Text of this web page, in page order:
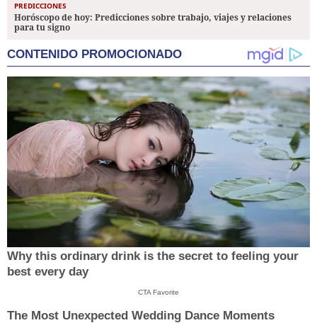
PREDICCIONES
Horóscopo de hoy: Predicciones sobre trabajo, viajes y relaciones
para tu signo
CONTENIDO PROMOCIONADO
Why this ordinary drink is the secret to feeling your
best every day
CTA Favorite
The Most Unexpected Wedding Dance Moments